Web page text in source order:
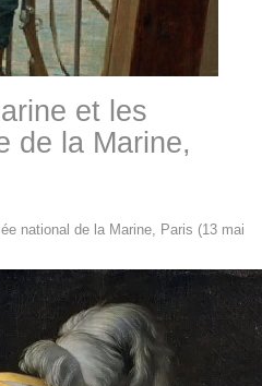
et les
de la Marine,
national de la Marine, Paris (13 mai